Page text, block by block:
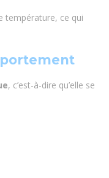
température, ce qui
, c’est-à-dire qu’elle se